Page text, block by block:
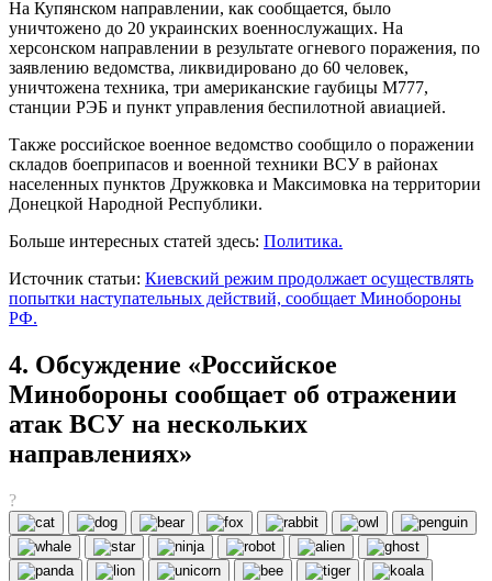
На Купянском направлении, как сообщается, было
уничтожено до 20 украинских военнослужащих. На
херсонском направлении в результате огневого поражения, по
заявлению ведомства, ликвидировано до 60 человек,
уничтожена техника, три американские гаубицы M777,
станции РЭБ и пункт управления беспилотной авиацией.
Также российское военное ведомство сообщило о поражении
складов боеприпасов и военной техники ВСУ в районах
населенных пунктов Дружковка и Максимовка на территории
Донецкой Народной Республики.
Больше интересных статей здесь: Политика.
Источник статьи: Киевский режим продолжает осуществлять
попытки наступательных действий, сообщает Минобороны
РФ.
4. Обсуждение «Российское
Минобороны сообщает об отражении
атак ВСУ на нескольких
направлениях»
?